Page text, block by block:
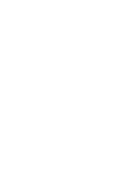
vybudoval
dodavatele